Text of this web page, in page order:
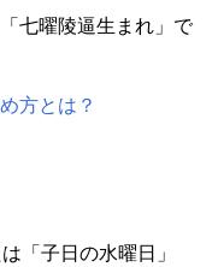
七曜陵逼生まれ」で
方とは？
「子日の水曜日」